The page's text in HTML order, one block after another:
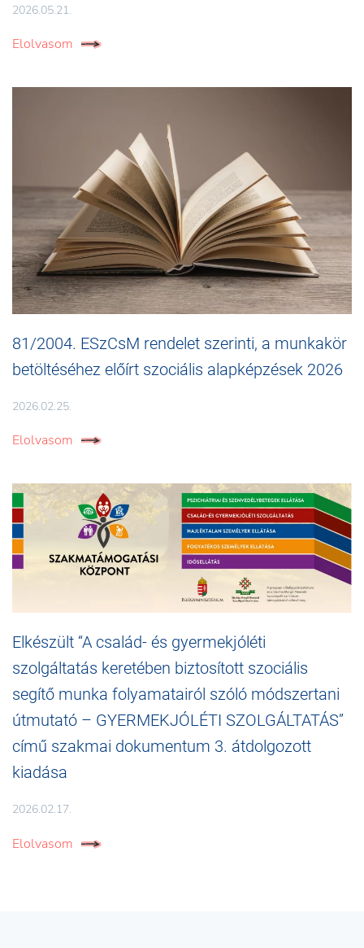
2026.05.21.
Elolvasom
81/2004. ESzCsM rendelet szerinti, a munkakör
betöltéséhez előírt szociális alapképzések 2026
2026.02.25.
Elolvasom
Elkészült “A család- és gyermekjóléti
szolgáltatás keretében biztosított szociális
segítő munka folyamatairól szóló módszertani
útmutató – GYERMEKJÓLÉTI SZOLGÁLTATÁS”
című szakmai dokumentum 3. átdolgozott
kiadása
2026.02.17.
Elolvasom